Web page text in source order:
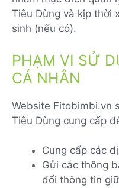
Tiêu Dùng và kịp thời
sinh (nếu có).
PHẠM VI SỬ
CÁ NHÂN
Website Fitobimbi.vn
Tiêu Dùng cung cấp
Cung cấp các
Gửi các thông
đổi thông tin